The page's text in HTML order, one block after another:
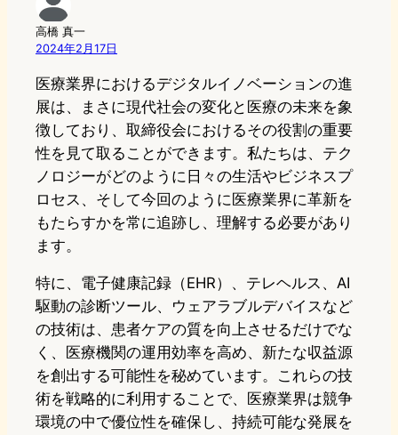
高橋 真一
2024年2月17日
医療業界におけるデジタルイノベーションの進
展は、まさに現代社会の変化と医療の未来を象
徴しており、取締役会におけるその役割の重要
性を見て取ることができます。私たちは、テク
ノロジーがどのように日々の生活やビジネスプ
ロセス、そして今回のように医療業界に革新を
もたらすかを常に追跡し、理解する必要があり
ます。
特に、電子健康記録（EHR）、テレヘルス、AI
駆動の診断ツール、ウェアラブルデバイスなど
の技術は、患者ケアの質を向上させるだけでな
く、医療機関の運用効率を高め、新たな収益源
を創出する可能性を秘めています。これらの技
術を戦略的に利用することで、医療業界は競争
環境の中で優位性を確保し、持続可能な発展を